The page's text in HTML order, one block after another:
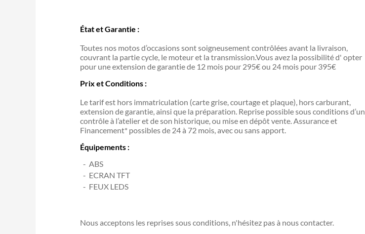
État et Garantie :
Toutes nos motos d’occasions sont soigneusement contrôlées avant la livraison,
couvrant la partie cycle, le moteur et la transmission.Vous avez la possibilité d' opter
pour une extension de garantie de 12 mois pour 295€ ou 24 mois pour 395€
Prix et Conditions :
Le tarif est hors immatriculation (carte grise, courtage et plaque), hors carburant,
extension de garantie, ainsi que la préparation. Reprise possible sous conditions d’un
contrôle à l’atelier et de son historique, ou mise en dépôt vente. Assurance et
Financement* possibles de 24 à 72 mois, avec ou sans apport.
Équipements :
ABS
ECRAN TFT
FEUX LEDS
Nous acceptons les reprises sous conditions, n'hésitez pas à nous contacter.